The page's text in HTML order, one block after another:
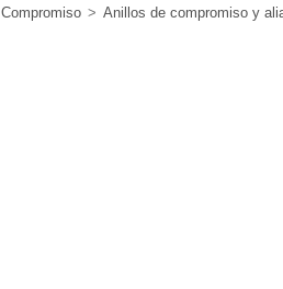
Compromiso > Anillos de compromiso y